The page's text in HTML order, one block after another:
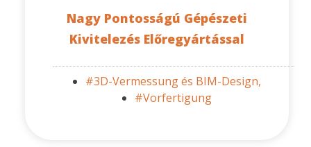
Nagy Pontosságú Gépészeti
Kivitelezés Előregyártással
#3D-Vermessung és BIM-Design,
#Vorfertigung